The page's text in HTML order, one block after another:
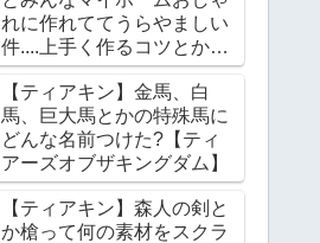
れに作れててうらやましい
件....上手く作るコツとかあ
る？【ティアーズオブザキ
ングダム】
【ティアキン】金馬、白
馬、巨大馬とかの特殊馬に
どんな名前つけた?【ティ
アーズオブザキングダム】
【ティアキン】森人の剣と
か槍って何の素材をスクラ